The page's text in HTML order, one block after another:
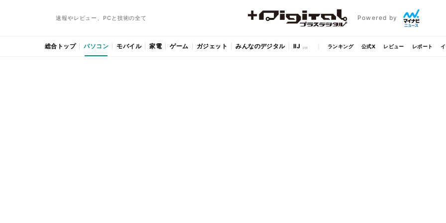
速報やレビュー、PCと技術の全て Powered by
総合トップ パソコン モバイル 家電 ゲーム ガジェット みんなのデジタル IIJ ランキング 公式X レビュー レポート